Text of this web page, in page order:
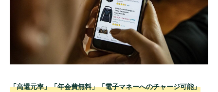
「高還元率」「年会費無料」「電子マネーへのチャージ可能」